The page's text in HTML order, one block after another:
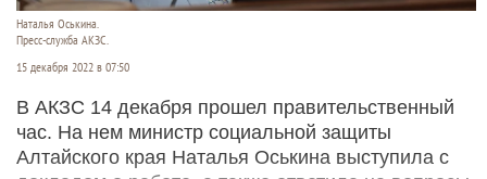
Наталья Оськина.
Пресс-служба АКЗС.
15 декабря 2022 в 07:50
В АКЗС 14 декабря прошел правительственный
час. На нем министр социальной защиты
Алтайского края Наталья Оськина выступила с